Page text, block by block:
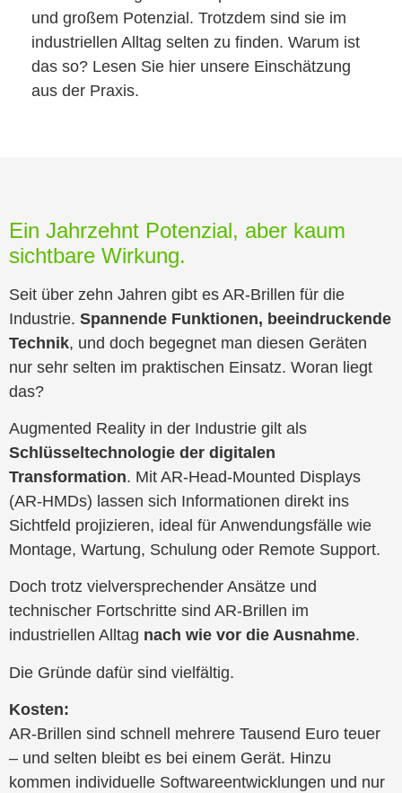
und großem Potenzial. Trotzdem sind sie im
industriellen Alltag selten zu finden. Warum ist
das so? Lesen Sie hier unsere Einschätzung
aus der Praxis.
Ein Jahrzehnt Potenzial, aber kaum
sichtbare Wirkung.
Seit über zehn Jahren gibt es AR-Brillen für die
Industrie. Spannende Funktionen, beeindruckende
Technik, und doch begegnet man diesen Geräten
nur sehr selten im praktischen Einsatz. Woran liegt
das?
Augmented Reality in der Industrie gilt als
Schlüsseltechnologie der digitalen
Transformation. Mit AR-Head-Mounted Displays
(AR-HMDs) lassen sich Informationen direkt ins
Sichtfeld projizieren, ideal für Anwendungsfälle wie
Montage, Wartung, Schulung oder Remote Support.
Doch trotz vielversprechender Ansätze und
technischer Fortschritte sind AR-Brillen im
industriellen Alltag nach wie vor die Ausnahme.
Die Gründe dafür sind vielfältig.
Kosten:
AR-Brillen sind schnell mehrere Tausend Euro teuer
– und selten bleibt es bei einem Gerät. Hinzu
kommen individuelle Softwareentwicklungen und nur